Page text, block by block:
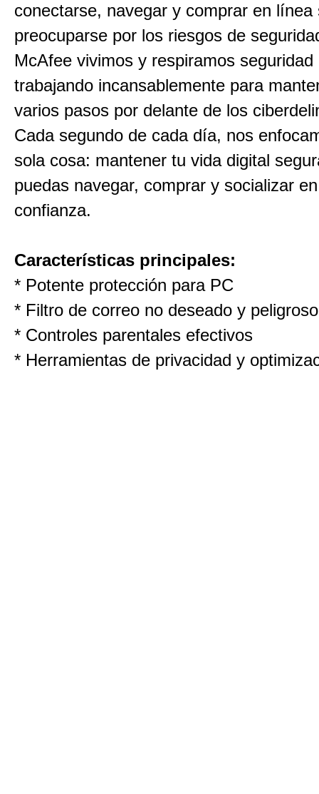
conectarse, navegar y comprar en línea
preocuparse por los riesgos de
McAfee vivimos y respiramos seguridad
trabajando incansablemente para
varios pasos por delante de los
Cada segundo de cada día, nos
sola cosa: mantener tu vida digital
puedas navegar, comprar y socializar
confianza.
Características principales:
* Potente protección para PC
* Filtro de correo no deseado y peligroso
* Controles parentales efectivos
* Herramientas de privacidad y